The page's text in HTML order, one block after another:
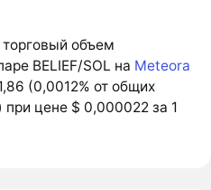
объем
BELIEF/SOL на Meteora
(0,0012% от общих
цене $ 0,000022 за 1